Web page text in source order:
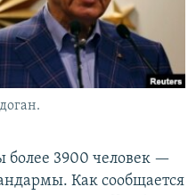
более 3900 человек —
Как сообщается